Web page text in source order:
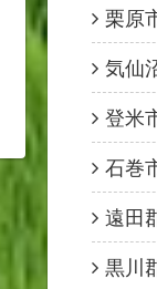
栗原
気仙
登米
石巻
遠田
黒川